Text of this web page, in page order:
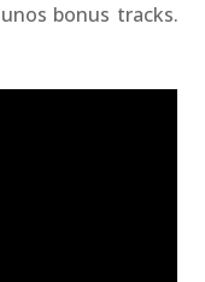
bonus tracks.